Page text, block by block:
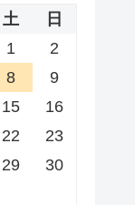
土
日
1
2
8
9
15
16
22
23
29
30